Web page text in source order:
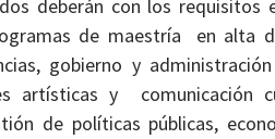
deberán con los requisitos
de maestría en alta
gobierno y
artísticas y comunicación
de políticas públicas,